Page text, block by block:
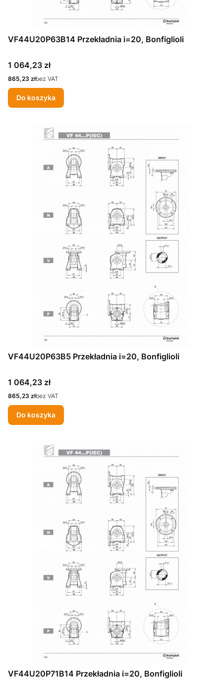
VF44U20P63B14 Przekładnia i=20, Bonfiglioli
Cena
1 064,23 zł
Cena
865,23 złbez VAT
Do koszyka
VF44U20P63B5 Przekładnia i=20, Bonfiglioli
Cena
1 064,23 zł
Cena
865,23 złbez VAT
Do koszyka
VF44U20P71B14 Przekładnia i=20, Bonfiglioli